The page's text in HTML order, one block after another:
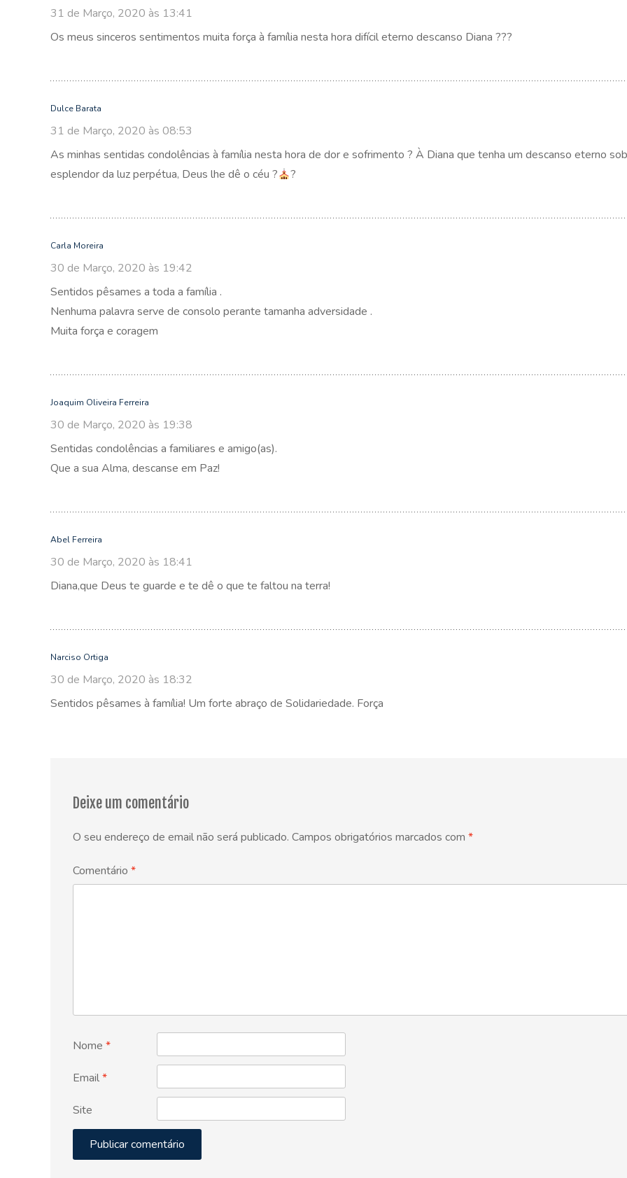
31 de Março, 2020 às 13:41
Os meus sinceros sentimentos muita força à família nesta hora difícil eterno descanso Diana ???
Dulce Barata
31 de Março, 2020 às 08:53
As minhas sentidas condolências à família nesta hora de dor e sofrimento ? À Diana que tenha um descanso eterno
esplendor da luz perpétua, Deus lhe dê o céu ?
?
Carla Moreira
30 de Março, 2020 às 19:42
Sentidos pêsames a toda a família .
Nenhuma palavra serve de consolo perante tamanha adversidade .
Muita força e coragem
Joaquim Oliveira Ferreira
30 de Março, 2020 às 19:38
Sentidas condolências a familiares e amigo(as).
Que a sua Alma, descanse em Paz!
Abel Ferreira
30 de Março, 2020 às 18:41
Diana,que Deus te guarde e te dê o que te faltou na terra!
Narciso Ortiga
30 de Março, 2020 às 18:32
Sentidos pêsames à família! Um forte abraço de Solidariedade. Força
Deixe um comentário
O seu endereço de email não será publicado. Campos obrigatórios marcados com *
Comentário *
Nome *
Email*
Site